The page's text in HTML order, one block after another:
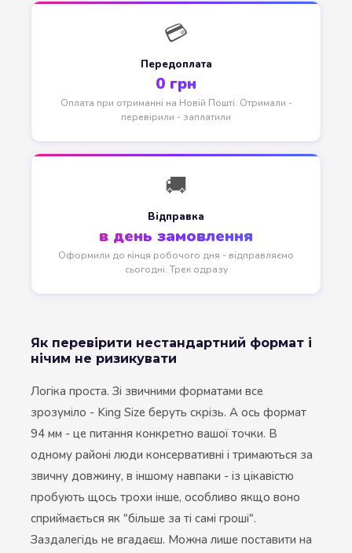
💳
Передоплата
0 грн
Оплата при отриманні на Новій Пошті. Отримали -
перевірили - заплатили
🚚
Відправка
в день замовлення
Оформили до кінця робочого дня - відправляємо
сьогодні. Трек одразу
Як перевірити нестандартний формат і
нічим не ризикувати
Логіка проста. Зі звичними форматами все
зрозуміло - King Size беруть скрізь. А ось формат
94 мм - це питання конкретно вашої точки. В
одному районі люди консервативні і тримаються за
звичну довжину, в іншому навпаки - із цікавістю
пробують щось трохи інше, особливо якщо воно
сприймається як "більше за ті самі гроші".
Заздалегідь не вгадаєш. Можна лише поставити на